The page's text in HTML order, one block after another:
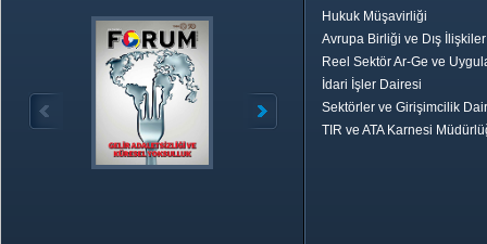
Hukuk Müşavirliği
Avrupa Birliği ve Dış
Reel Sektör Ar-Ge ve
İdari İşler Dairesi
Sektörler ve Girişimcilik
TIR ve ATA Karnesi